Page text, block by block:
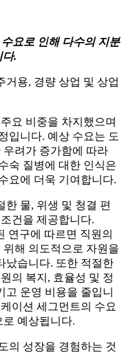
요로 인해 다수의 지분
다.
거용, 경량 상업 및 상업
요 비중을 차지했으며
입니다. 예상 수요는 도
려가 증가함에 따라
숙 질병에 대한 인식은
요에 더욱 기여합니다.
한 물, 위생 및 청결 편
건을 제공합니다.
연구에 따르면 직원의
해 의도적으로 자원을
났습니다. 또한 적절한
의 복지, 효율성 및 정
운영 비용을 줄입니
이션 세그먼트의 수요
예상됩니다.
의 성장을 경험하는 것